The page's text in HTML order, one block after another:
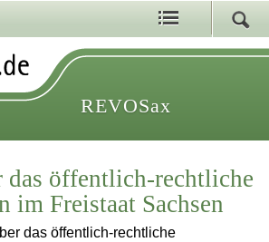
REVOSax
das öffentlich-rechtliche
im Freistaat Sachsen
das öffentlich-rechtliche